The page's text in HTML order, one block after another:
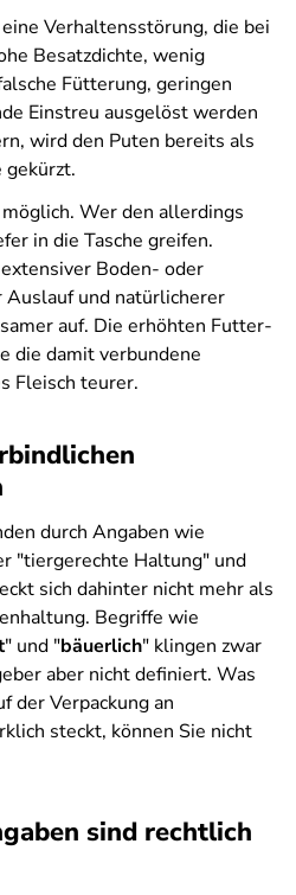
Verhaltensstörung, die bei
Besatzdichte, wenig
Fütterung, geringen
Einstreu ausgelöst werden
wird den Puten bereits als
gekürzt.
Wer den allerdings
in die Tasche greifen.
Boden- oder
und natürlicherer
auf. Die erhöhten Futter-
die damit verbundene
Fleisch teurer.
durch Angaben wie
"tiergerechte Haltung" und
sich dahinter nicht mehr als
Begriffe wie
" und "bäuerlich" klingen zwar
aber nicht definiert. Was
der Verpackung an
steckt, können Sie nicht
sind rechtlich